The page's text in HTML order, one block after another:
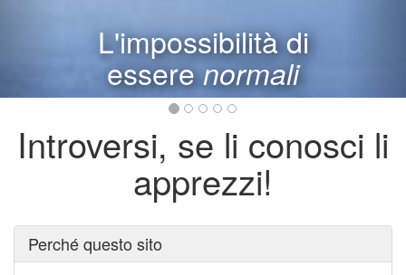
L'introversione,
questa sconosciuta
Introversi, se li conosci li
apprezzi!
Perché questo sito